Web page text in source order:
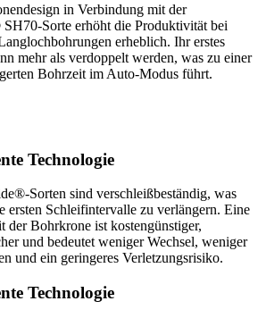
in Verbindung mit der
Sorte erhöht die Produktivität bei
erheblich. Ihr erstes
mehr als verdoppelt werden, was zu einer
Bohrzeit im Auto-Modus führt.
Technologie
Sorten sind verschleißbeständig, was
ersten Schleifintervalle zu verlängern. Eine
der Bohrkrone ist kostengünstiger,
und bedeutet weniger Wechsel, weniger
und ein geringeres Verletzungsrisiko.
Technologie